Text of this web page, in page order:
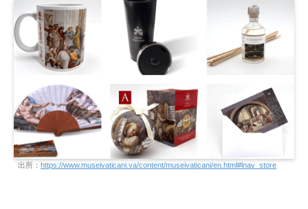
出所： https://www.museivaticani.va/content/museivaticani/en.html#lnav_store